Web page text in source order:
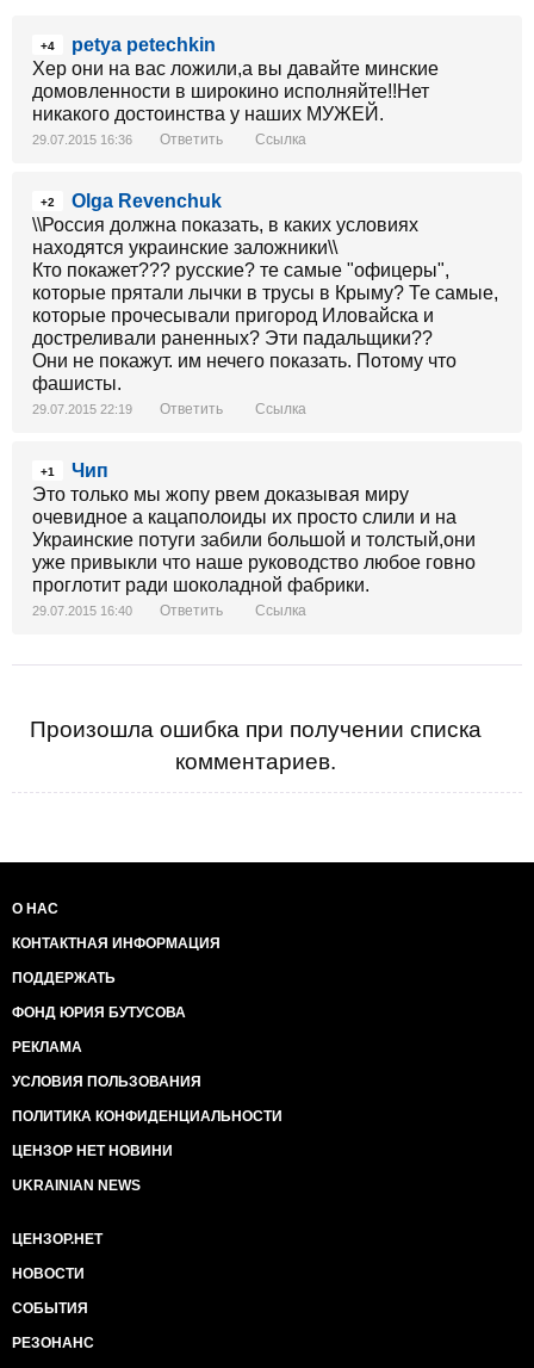
+4
petya petechkin
Хер они на вас ложили,а вы давайте минские
домовленности в широкино исполняйте!!Нет
никакого достоинства у наших МУЖЕЙ.
29.07.2015 16:36 Ответить Ссылка
+2
Olga Revenchuk
\\Россия должна показать, в каких условиях
находятся украинские заложники\\
Кто покажет??? русские? те самые "офицеры",
которые прятали лычки в трусы в Крыму? Те самые,
которые прочесывали пригород Иловайска и
достреливали раненных? Эти падальщики??
Они не покажут. им нечего показать. Потому что
фашисты.
29.07.2015 22:19 Ответить Ссылка
+1
Чип
Это только мы жопу рвем доказывая миру
очевидное а кацаполоиды их просто слили и на
Украинские потуги забили большой и толстый,они
уже привыкли что наше руководство любое говно
проглотит ради шоколадной фабрики.
29.07.2015 16:40 Ответить Ссылка
Произошла ошибка при получении списка
комментариев.
О НАС
КОНТАКТНАЯ ИНФОРМАЦИЯ
ПОДДЕРЖАТЬ
ФОНД ЮРИЯ БУТУСОВА
РЕКЛАМА
УСЛОВИЯ ПОЛЬЗОВАНИЯ
ПОЛИТИКА КОНФИДЕНЦИАЛЬНОСТИ
ЦЕНЗОР НЕТ НОВИНИ
UKRAINIAN NEWS
ЦЕНЗОР.НЕТ
НОВОСТИ
СОБЫТИЯ
РЕЗОНАНС